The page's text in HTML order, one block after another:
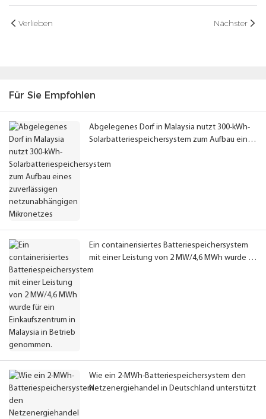
Verlieben Nächster
Für Sie Empfohlen
Abgelegenes Dorf in Malaysia nutzt 300-kWh-
Solarbatteriespeichersystem zum Aufbau eines
Ein containerisiertes Batteriespeichersystem
mit einer Leistung von 2 MW/4,6 MWh wurde für
ein Einkaufszentrum in Malaysia in Betrieb
Wie ein 2-MWh-Batteriespeichersystem den
Netzenergiehandel in Deutschland unterstützt